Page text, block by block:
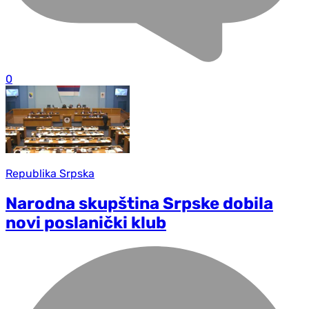
0
Republika Srpska
Narodna skupština Srpske dobila
novi poslanički klub